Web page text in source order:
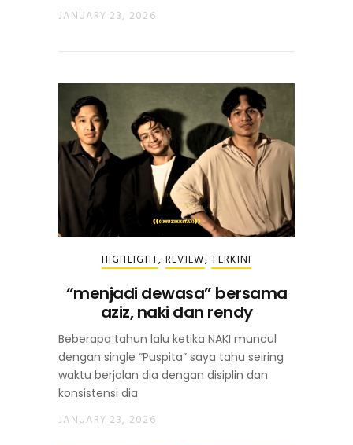
JANUARY 23, 2026
HIGHLIGHT, REVIEW,TERKINI
“menjadi dewasa” bersama
aziz, naki dan rendy
Beberapa tahun lalu ketika NAKI muncul
dengan single “Puspita” saya tahu seiring
waktu berjalan dia dengan disiplin dan
konsistensi dia
JANUARY 23, 2026